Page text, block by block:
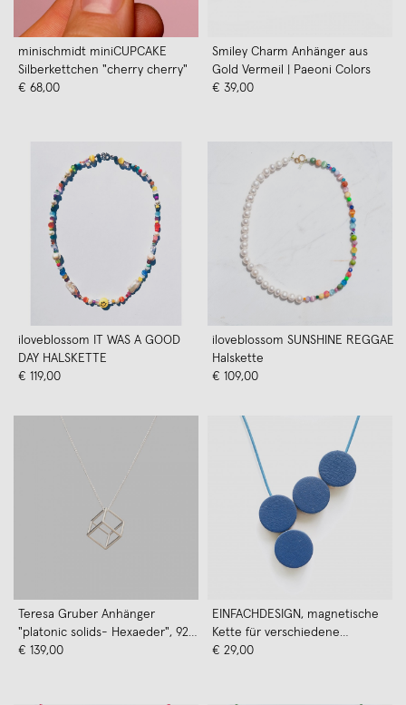
minischmidt miniCUPCAKE
Silberkettchen "cherry cherry"
€ 68,00
Smiley Charm Anhänger aus
Gold Vermeil | Paeoni Colors
€ 39,00
iloveblossom IT WAS A GOOD
DAY HALSKETTE
€ 119,00
iloveblossom SUNSHINE REGGAE
Halskette
€ 109,00
Teresa Gruber Anhänger
"platonic solids- Hexaeder", 925
Silber
€ 139,00
EINFACHDESIGN, magnetische
Kette für verschiedene
Kettenformationen, Leder auf
€ 29,00